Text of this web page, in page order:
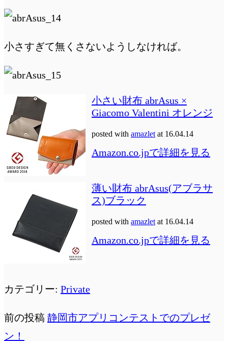
小さすぎて無くさないようしなければ。
小さい財布 abrAsus ×
Giacomo Valentini オレンジ
posted with amazlet at 16.04.14
Amazon.co.jpで詳細を見る
薄い財布 abrAsus(アブラサ
ス)ブラック
posted with amazlet at 16.04.14
Amazon.co.jpで詳細を見る
カテゴリー: Private
前の投稿 静岡市アプリコンテストでのプレゼ
ン！